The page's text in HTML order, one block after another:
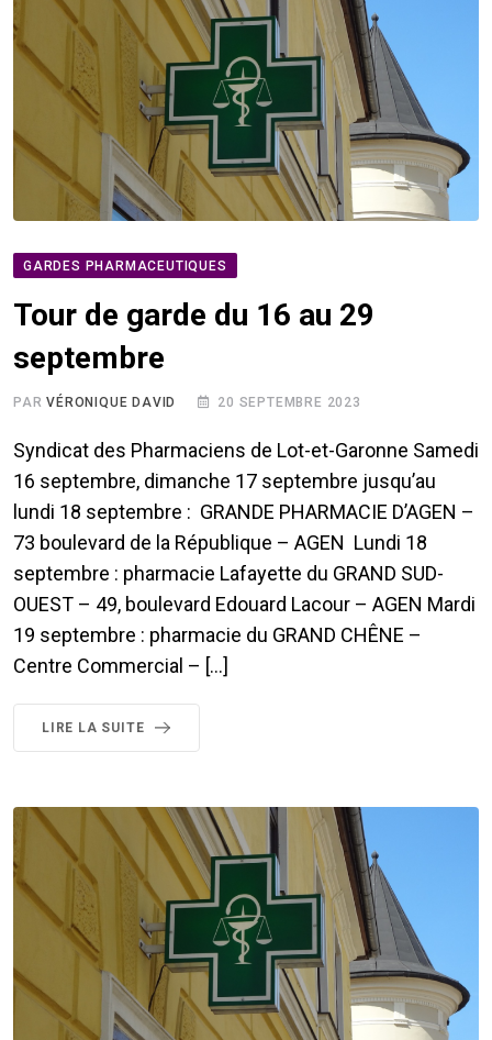
GARDES PHARMACEUTIQUES
Tour de garde du 16 au 29
septembre
PARVÉRONIQUE DAVID 20 SEPTEMBRE 2023
Syndicat des Pharmaciens de Lot-et-Garonne Samedi
16 septembre, dimanche 17 septembre jusqu’au
lundi 18 septembre : GRANDE PHARMACIE D’AGEN –
73 boulevard de la République – AGEN Lundi 18
septembre : pharmacie Lafayette du GRAND SUD-
OUEST – 49, boulevard Edouard Lacour – AGEN Mardi
19 septembre : pharmacie du GRAND CHÊNE –
Centre Commercial – […]
LIRE LA SUITE